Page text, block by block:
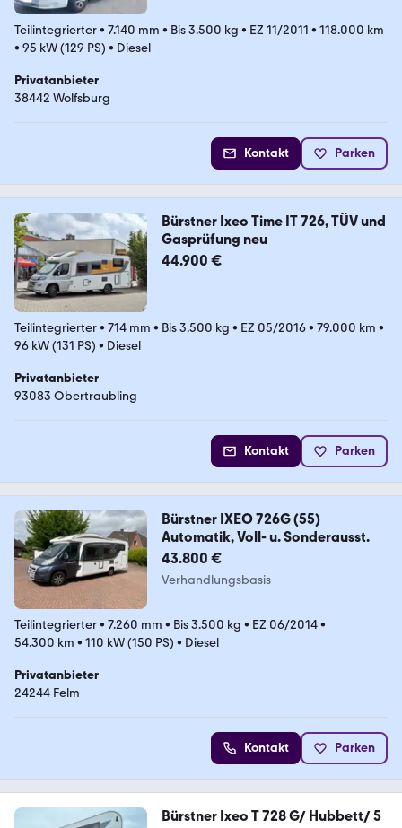
Teilintegrierter• 7.140 mm • Bis 3.500 kg • EZ 11/2011 • 118.000 km
• 95 kW (129 PS) • Diesel
Privatanbieter
38442 Wolfsburg
Kontakt Parken
Bürstner Ixeo Time IT 726, TÜV und
Gasprüfung neu
44.900 €
Teilintegrierter• 714 mm • Bis 3.500 kg • EZ 05/2016• 79.000 km •
96 kW (131 PS) • Diesel
Privatanbieter
93083 Obertraubling
Kontakt Parken
Bürstner IXEO 726G (55)
Automatik, Voll- u. Sonderausst.
43.800 €
Verhandlungsbasis
Teilintegrierter• 7.260 mm • Bis 3.500 kg • EZ 06/2014•
54.300 km • 110 kW (150 PS) • Diesel
Privatanbieter
24244 Felm
Kontakt Parken
Bürstner Ixeo T 728 G/ Hubbett/ 5